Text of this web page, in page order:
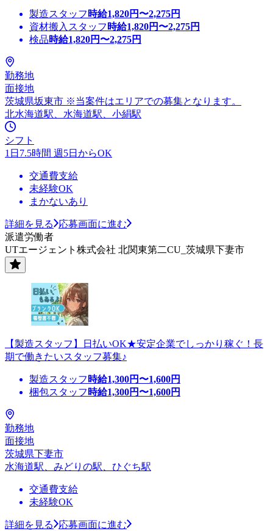
製造スタッフ 時給1,820円〜2,275円
資材搬入スタッフ 時給1,820円〜2,275円
検品時給1,820円〜2,275円
勤務地
面接地
茨城県坂東市 ※当案件はエリアでの募集となります。
北水海道駅、水海道駅、小絹駅
シフト
1日7.5時間 週5日からOK
交通費支給
未経験OK
まかないあり
詳細を見る
応募画面に進む
派遣労働者
UTエージェント株式会社 北関東第二CU_茨城県下妻市
【製造スタッフ】日払いOK★安定企業でしっかり稼ぐ！長
期で働きたいスタッフ募集♪
製造スタッフ 時給1,300円〜1,600円
梱包スタッフ 時給1,300円〜1,600円
勤務地
面接地
茨城県下妻市
水海道駅、みどりの駅、ひぐち駅
交通費支給
未経験OK
詳細を見る
応募画面に進む